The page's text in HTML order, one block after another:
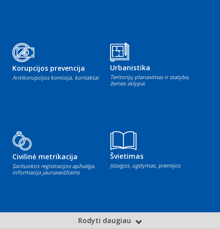
Korupcijos prevencija
Antikorupcijos komisija, kontaktai
Urbanistika
Teritorijų planavimas ir statyba,
žemės sklypai
Civilinė metrikacija
Santuokos registracijos apžvalga,
informacija jaunavedžiams
Švietimas
Įstaigos, ugdymas, premijos
Rodyti daugiau